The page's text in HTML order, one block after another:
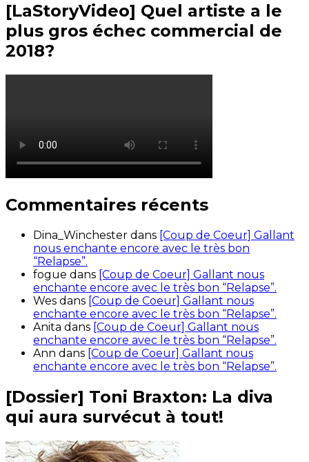
[LaStoryVideo] Quel artiste a le
plus gros échec commercial de
2018?
Commentaires récents
Dina_Winchester dans [Coup de Coeur] Gallant
nous enchante encore avec le très bon
“Relapse”.
fogue dans [Coup de Coeur] Gallant nous
enchante encore avec le très bon “Relapse”.
Wes dans [Coup de Coeur] Gallant nous
enchante encore avec le très bon “Relapse”.
Anita dans [Coup de Coeur] Gallant nous
enchante encore avec le très bon “Relapse”.
Ann dans [Coup de Coeur] Gallant nous
enchante encore avec le très bon “Relapse”.
[Dossier] Toni Braxton: La diva
qui aura survécut à tout!